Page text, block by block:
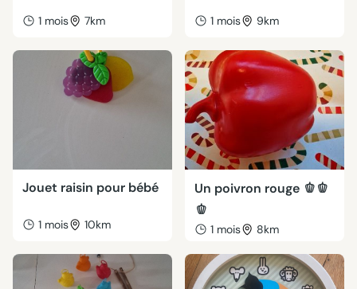
1 mois 7km 1 mois 9km
Jouet raisin pour bébé
1 mois 10km
Un poivron rouge 🫑🫑
🫑
1 mois 8km